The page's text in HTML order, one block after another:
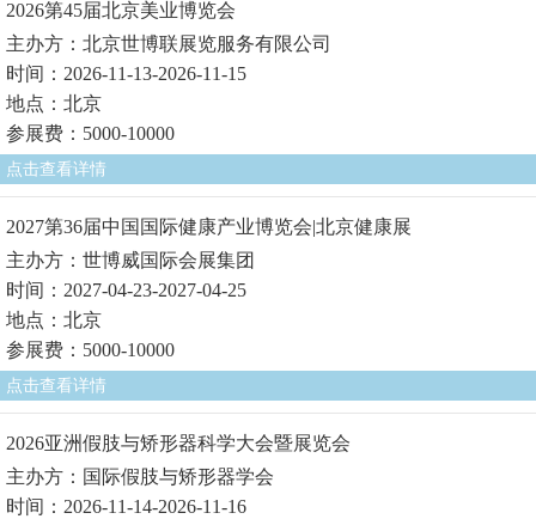
2026第45届北京美业博览会
主办方：北京世博联展览服务有限公司
时间：2026-11-13-2026-11-15
地点：北京
参展费：5000-10000
点击查看详情
2027第36届中国国际健康产业博览会|北京健康展
主办方：世博威国际会展集团
时间：2027-04-23-2027-04-25
地点：北京
参展费：5000-10000
点击查看详情
2026亚洲假肢与矫形器科学大会暨展览会
主办方：国际假肢与矫形器学会
时间：2026-11-14-2026-11-16